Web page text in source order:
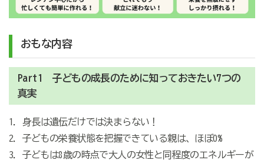
おもな内容
Part1 子どもの成長のために知っておきたい7つの
真実
1．身長は遺伝だけでは決まらない！
2．子どもの栄養状態を把握できている親は、ほぼ0%
3．子どもは8歳の時点で大人の女性と同程度のエネルギーが